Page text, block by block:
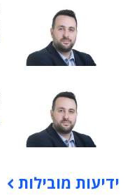
תוכן פרסומי
ידיעות מובילות